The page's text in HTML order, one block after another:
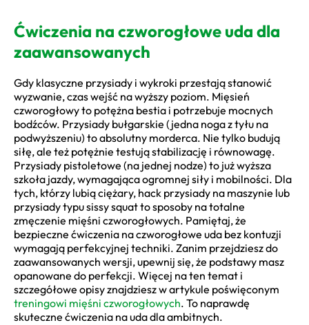
Ćwiczenia na czworogłowe uda dla
zaawansowanych
Gdy klasyczne przysiady i wykroki przestają stanowić
wyzwanie, czas wejść na wyższy poziom. Mięsień
czworogłowy to potężna bestia i potrzebuje mocnych
bodźców. Przysiady bułgarskie (jedna noga z tyłu na
podwyższeniu) to absolutny morderca. Nie tylko budują
siłę, ale też potężnie testują stabilizację i równowagę.
Przysiady pistoletowe (na jednej nodze) to już wyższa
szkoła jazdy, wymagająca ogromnej siły i mobilności. Dla
tych, którzy lubią ciężary, hack przysiady na maszynie lub
przysiady typu sissy squat to sposoby na totalne
zmęczenie mięśni czworogłowych. Pamiętaj, że
bezpieczne ćwiczenia na czworogłowe uda bez kontuzji
wymagają perfekcyjnej techniki. Zanim przejdziesz do
zaawansowanych wersji, upewnij się, że podstawy masz
opanowane do perfekcji. Więcej na ten temat i
szczegółowe opisy znajdziesz w artykule poświęconym
treningowi mięśni czworogłowych. To naprawdę
skuteczne ćwiczenia na uda dla ambitnych.